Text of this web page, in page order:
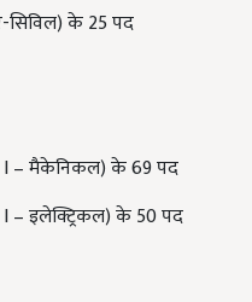
सिविल) के 25 पद
I – मैकेनिकल) के 69 पद
I – इलेक्ट्रिकल) के 50 पद